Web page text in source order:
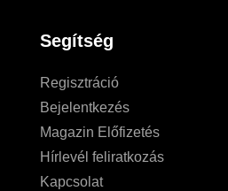
Segítség
Regisztráció
Bejelentkezés
Magazin Előfizetés
Hírlevél feliratkozás
Kapcsolat